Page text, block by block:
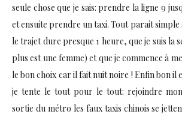
seule chose que je sais: prendre la ligne 9
et ensuite prendre un taxi. Tout parait
le trajet dure presque 1 heure, que je suis la
plus est une femme) et que je commence à
le bon choix car il fait nuit noire ! Enfin bon il
je tente le tout pour le tout: rejoindre
sortie du métro les faux taxis chinois se